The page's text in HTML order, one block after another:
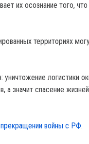
их осознание того,
территориях
логистики
а значит спасение жизней
прекращении войны с РФ.